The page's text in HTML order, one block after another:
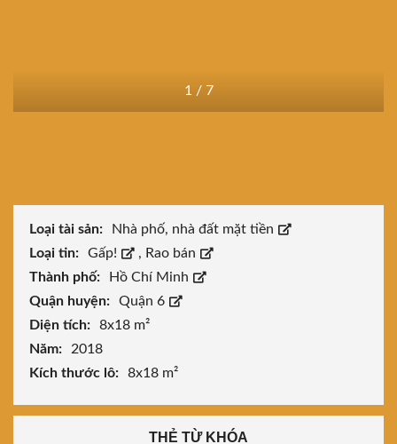
1 / 7
Loại tài sản:
Nhà phố, nhà đất mặt tiền
Loại tin:
Gấp! , Rao bán
Thành phố:
Hồ Chí Minh
Quận huyện:
Quận 6
Diện tích:
8x18 m²
Năm:
2018
Kích thước lô:
8x18 m²
THẺ TỪ KHÓA